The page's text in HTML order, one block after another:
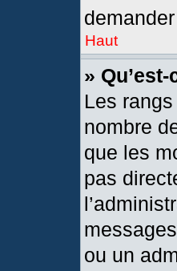
Haut
»
Les
nombre
que les
pas
ou un